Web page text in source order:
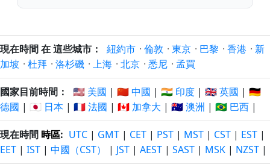
現在時間 在 這些城市： 紐約市 · 倫敦 · 東京 · 巴黎 · 香港 · 新
加坡 · 杜拜 · 洛杉磯 · 上海 · 北京 · 悉尼 · 孟買
國家目前時間： 🇺🇸 美國 | 🇨🇳 中國 | 🇮🇳 印度 | 🇬🇧 英國 | 🇩🇪
德國 | 🇯🇵 日本 | 🇫🇷 法國 | 🇨🇦 加拿大 | 🇦🇺 澳洲 | 🇧🇷 巴西 |
現在時間 時區: UTC | GMT | CET | PST | MST | CST | EST |
EET | IST | 中國（CST） | JST | AEST | SAST | MSK | NZST |